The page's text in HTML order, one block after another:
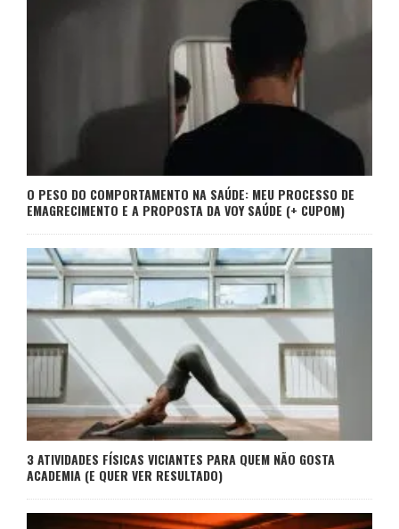
O PESO DO COMPORTAMENTO NA SAÚDE: MEU PROCESSO DE
EMAGRECIMENTO E A PROPOSTA DA VOY SAÚDE (+ CUPOM)
3 ATIVIDADES FÍSICAS VICIANTES PARA QUEM NÃO GOSTA
ACADEMIA (E QUER VER RESULTADO)